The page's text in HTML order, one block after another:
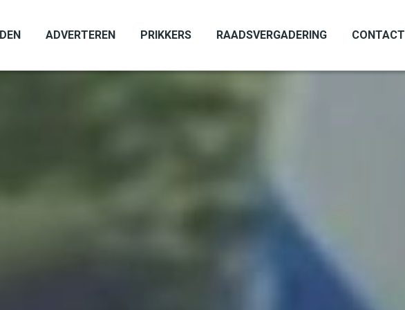
ADVERTEREN PRIKKERS RAADSVERGADERING CONTACT